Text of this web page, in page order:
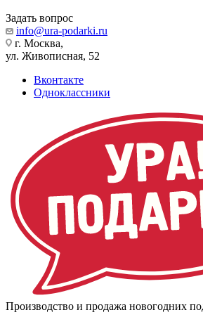
Задать вопрос
info@ura-podarki.ru
г. Москва,
ул. Живописная, 52
Вконтакте
Одноклассники
Производство и продажа новогодних